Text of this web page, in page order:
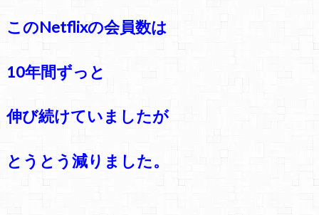
このNetflixの会員数は
10年間ずっと
伸び続けていましたが
とうとう減りました。